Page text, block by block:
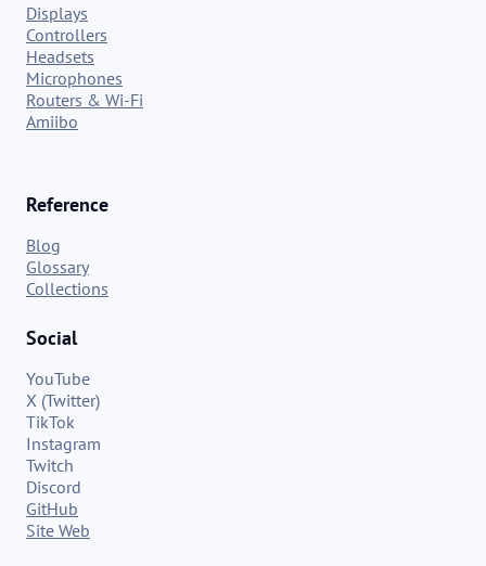
Displays
Controllers
Headsets
Microphones
Routers & Wi-Fi
Amiibo
Reference
Blog
Glossary
Collections
Social
YouTube
X (Twitter)
TikTok
Instagram
Twitch
Discord
GitHub
Site Web